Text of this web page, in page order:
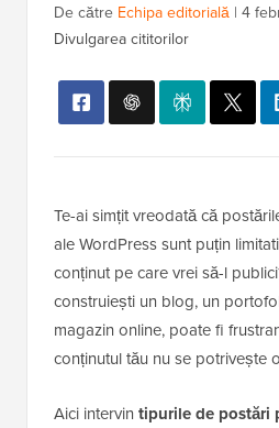
De către Echipa editorială | 4
Divulgarea cititorilor
Te-ai simțit vreodată că
ale WordPress sunt puțin
conținut pe care vrei să-l
construiești un blog, un
magazin online, poate fi
conținutul tău nu se potrivește
Aici intervin tipurile de postări